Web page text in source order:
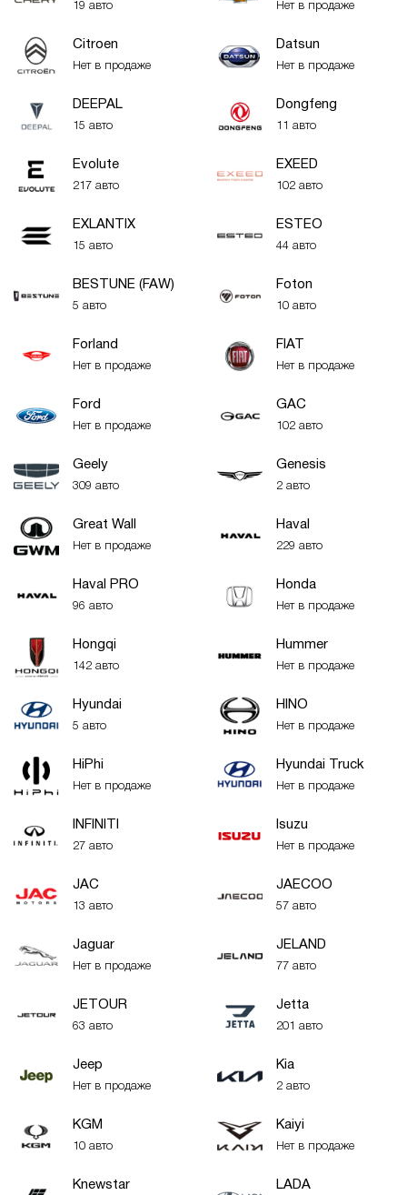
19 авто Нет в продаже
Citroen
Нет в продаже
Datsun
Нет в продаже
DEEPAL
15 авто
Dongfeng
11 авто
Evolute
217 авто
EXEED
102 авто
EXLANTIX
15 авто
ESTEO
44 авто
BESTUNE (FAW)
5 авто
Foton
10 авто
Forland
Нет в продаже
FIAT
Нет в продаже
Ford
Нет в продаже
GAC
102 авто
Geely
309 авто
Genesis
2 авто
Great Wall
Нет в продаже
Haval
229 авто
Haval PRO
96 авто
Honda
Нет в продаже
Hongqi
142 авто
Hummer
Нет в продаже
Hyundai
5 авто
HINO
Нет в продаже
HiPhi
Нет в продаже
Hyundai Truck
Нет в продаже
INFINITI
27 авто
Isuzu
Нет в продаже
JAC
13 авто
JAECOO
57 авто
Jaguar
Нет в продаже
JELAND
77 авто
JETOUR
63 авто
Jetta
201 авто
Jeep
Нет в продаже
Kia
2 авто
KGM
10 авто
Kaiyi
Нет в продаже
Knewstar LADA